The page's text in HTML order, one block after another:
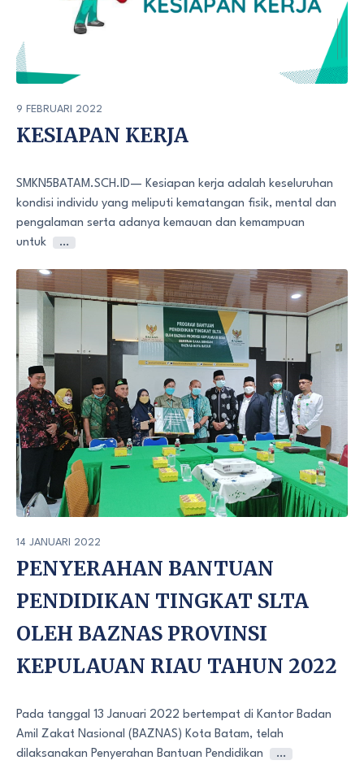
9 FEBRUARI 2022
KESIAPAN KERJA
SMKN5BATAM.SCH.ID— Kesiapan kerja adalah keseluruhan
kondisi individu yang meliputi kematangan fisik, mental dan
pengalaman serta adanya kemauan dan kemampuan
untuk
…
14 JANUARI 2022
PENYERAHAN BANTUAN
PENDIDIKAN TINGKAT SLTA
OLEH BAZNAS PROVINSI
KEPULAUAN RIAU TAHUN 2022
Pada tanggal 13 Januari 2022 bertempat di Kantor Badan
Amil Zakat Nasional (BAZNAS) Kota Batam, telah
dilaksanakan Penyerahan Bantuan Pendidikan
…